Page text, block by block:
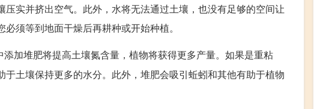
实并挤出空气。此外，水将无法通过土壤，也没有足够的空间让
须等到地面干燥后再耕种或开始种植。
加堆肥将提高土壤氮含量，植物将获得更多产量。如果是重粘
土壤保持更多的水分。此外，堆肥会吸引蚯蚓和其他有助于植物